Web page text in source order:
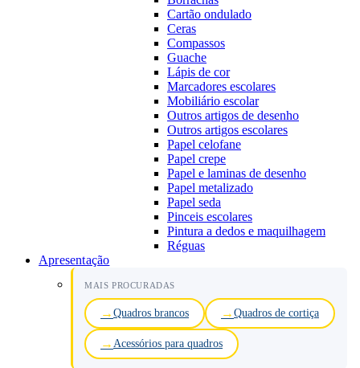
Cartão ondulado
Ceras
Compassos
Guache
Lápis de cor
Marcadores escolares
Mobiliário escolar
Outros artigos de desenho
Outros artigos escolares
Papel celofane
Papel crepe
Papel e laminas de desenho
Papel metalizado
Papel seda
Pinceis escolares
Pintura a dedos e maquilhagem
Réguas
Apresentação
MAIS PROCURADAS
Quadros brancos Quadros de cortiça
Acessórios para quadros